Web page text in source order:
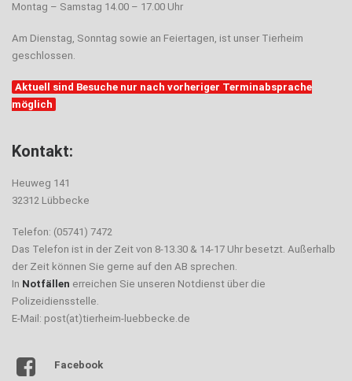
Montag – Samstag 14.00 – 17.00 Uhr
Am Dienstag, Sonntag sowie an Feiertagen, ist unser Tierheim
geschlossen.
Aktuell sind Besuche nur nach vorheriger Terminabsprache
möglich
Kontakt:
Heuweg 141
32312 Lübbecke
Telefon: (05741) 7472
Das Telefon ist in der Zeit von 8-13.30 & 14-17 Uhr besetzt. Außerhalb
der Zeit können Sie gerne auf den AB sprechen.
In Notfällen erreichen Sie unseren Notdienst über die
Polizeidiensstelle.
E-Mail: post(at)tierheim-luebbecke.de
Facebook